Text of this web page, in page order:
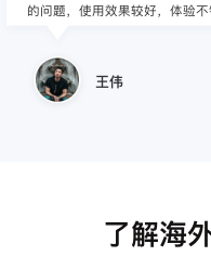
的问题，使用效果较好，体验不
王伟
了解海